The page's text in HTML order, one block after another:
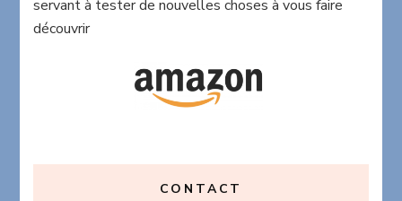
servant à tester de nouvelles choses à vous faire
découvrir
CONTACT